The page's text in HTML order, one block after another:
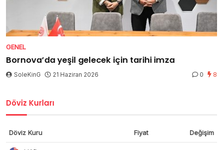
GENEL
Bornova’da yeşil gelecek için tarihi imza
SoleKinG 21 Haziran 2026 0 8
Döviz Kurları
Döviz Kuru Fiyat Değişim